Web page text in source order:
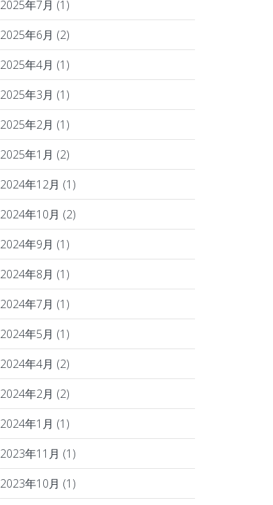
2025年7月 (1)
2025年6月 (2)
2025年4月 (1)
2025年3月 (1)
2025年2月 (1)
2025年1月 (2)
2024年12月 (1)
2024年10月 (2)
2024年9月 (1)
2024年8月 (1)
2024年7月 (1)
2024年5月 (1)
2024年4月 (2)
2024年2月 (2)
2024年1月 (1)
2023年11月 (1)
2023年10月 (1)